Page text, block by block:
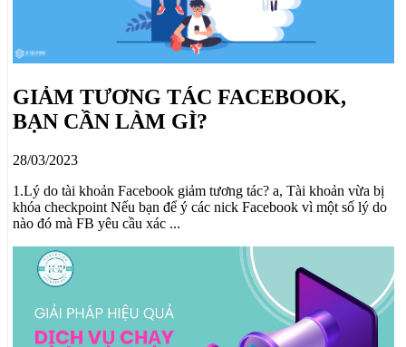
GIẢM TƯƠNG TÁC FACEBOOK,
BẠN CẦN LÀM GÌ?
28/03/2023
1.Lý do tài khoản Facebook giảm tương tác? a, Tài khoản vừa bị
khóa checkpoint Nếu bạn để ý các nick Facebook vì một số lý do
nào đó mà FB yêu cầu xác ...